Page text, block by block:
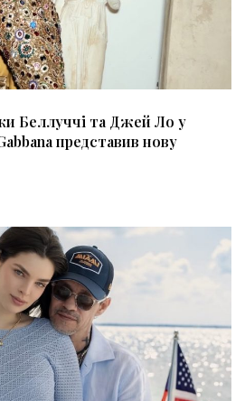
Беллуччі та Джей Ло у
представив нову